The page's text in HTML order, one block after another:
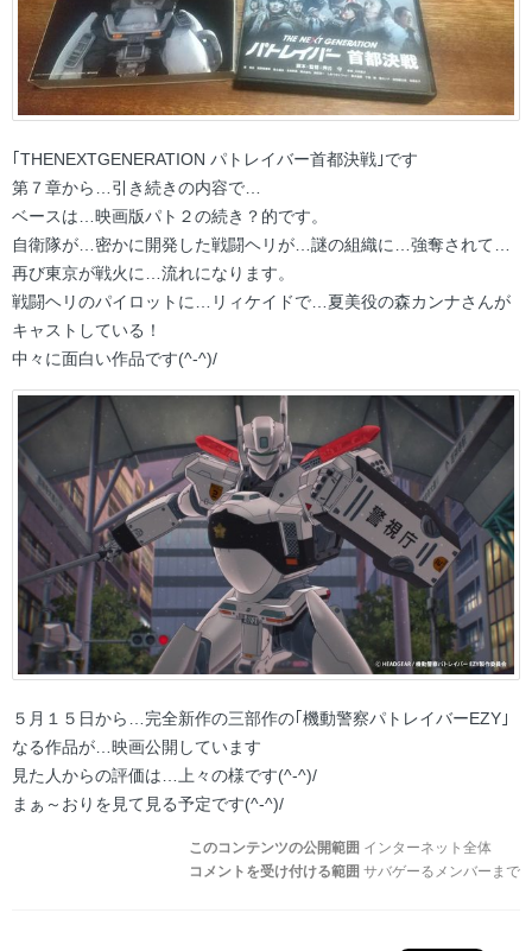
｢THENEXTGENERATION パトレイバー首都決戦｣です
第７章から…引き続きの内容で…
ベースは…映画版パト２の続き？的です。
自衛隊が…密かに開発した戦闘ヘリが…謎の組織に…強奪されて…
再び東京が戦火に…流れになります。
戦闘ヘリのパイロットに…リィケイドで…夏美役の森カンナさんが
キャストしている！
中々に面白い作品です(^-^)/
５月１５日から…完全新作の三部作の｢機動警察パトレイバーEZY｣
なる作品が…映画公開しています
見た人からの評価は…上々の様です(^-^)/
まぁ～おりを見て見る予定です(^-^)/
このコンテンツの公開範囲 インターネット全体
コメントを受け付ける範囲 サバゲーるメンバーまで